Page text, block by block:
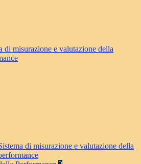
di misurazione e valutazione della
di misurazione e valutazione della